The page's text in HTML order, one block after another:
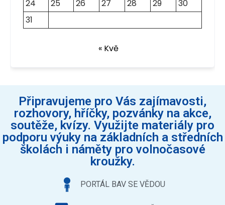
24
25 26 27 28 29
30
31
« Kvě
Připravujeme pro Vás zajímavosti,
rozhovory, hříčky, pozvánky na akce,
soutěže, kvízy. Využijte materiály pro
podporu výuky na základních a středních
školách i náměty pro volnočasové
kroužky.
PORTÁL BAV SE VĚDOU